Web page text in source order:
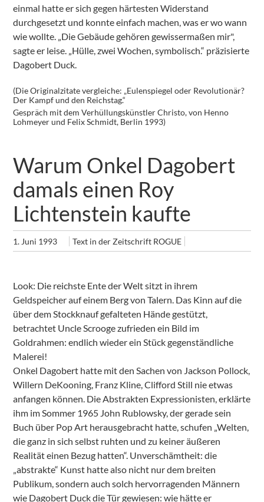
einmal hatte er sich gegen härtesten Widerstand
durchgesetzt und konnte einfach machen, was er wo wann
wie wollte. „Die Gebäude gehören gewissermaßen mir",
sagte er leise. „Hülle, zwei Wochen, symbolisch.“ präzisierte
Dagobert Duck.
(Die Originalzitate vergleiche: „Eulenspiegel oder Revolutionär?
Der Kampf und den Reichstag.“
Gespräch mit dem Verhüllungskünstler Christo, von Henno
Lohmeyer und Felix Schmidt, Berlin 1993)
Warum Onkel Dagobert
damals einen Roy
Lichtenstein kaufte
1. Juni 1993 Text in der Zeitschrift ROGUE
Look: Die reichste Ente der Welt sitzt in ihrem
Geldspeicher auf einem Berg von Talern. Das Kinn auf die
über dem Stockknauf gefalteten Hände gestützt,
betrachtet Uncle Scrooge zufrieden ein Bild im
Goldrahmen: endlich wieder ein Stück gegenständliche
Malerei!
Onkel Dagobert hatte mit den Sachen von Jackson Pollock,
Willern DeKooning, Franz Kline, Clifford Still nie etwas
anfangen können. Die Abstrakten Expressionisten, erklärte
ihm im Sommer 1965 John Rublowsky, der gerade sein
Buch über Pop Art herausgebracht hatte, schufen „Welten,
die ganz in sich selbst ruhten und zu keiner äußeren
Realität einen Bezug hatten“. Unverschämtheit: die
„abstrakte“ Kunst hatte also nicht nur dem breiten
Publikum, sondern auch solch hervorragenden Männern
wie Dagobert Duck die Tür gewiesen: wie hätte er